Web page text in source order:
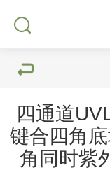
四通道
键合四角
角同时紫